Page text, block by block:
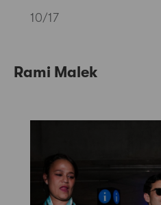
10/17
Rami Malek